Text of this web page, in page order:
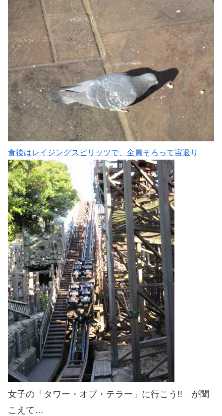
食後はレイジングスピリッツで、全員そろって宙返り
女子の「タワー・オブ・テラー」に行こう!! が聞
こえて…